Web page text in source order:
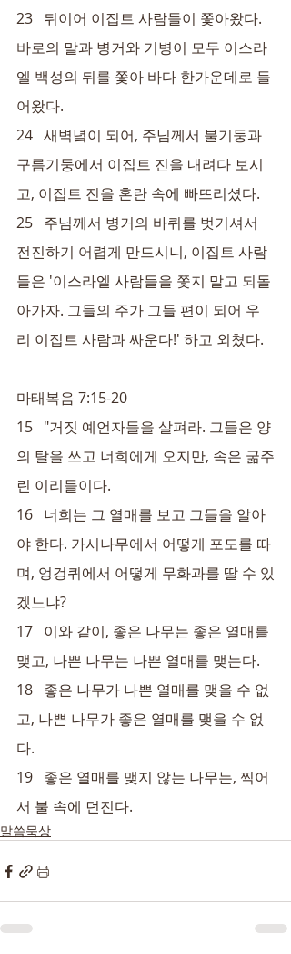
23   뒤이어 이집트 사람들이 쫓아왔다.
바로의 말과 병거와 기병이 모두 이스라
엘 백성의 뒤를 쫓아 바다 한가운데로 들
어왔다.
24   새벽녘이 되어, 주님께서 불기둥과
구름기둥에서 이집트 진을 내려다 보시
고, 이집트 진을 혼란 속에 빠뜨리셨다.
25   주님께서 병거의 바퀴를 벗기셔서
전진하기 어렵게 만드시니, 이집트 사람
들은 '이스라엘 사람들을 쫓지 말고 되돌
아가자. 그들의 주가 그들 편이 되어 우
리 이집트 사람과 싸운다!' 하고 외쳤다.
마태복음 7:15-20
15   "거짓 예언자들을 살펴라. 그들은 양
의 탈을 쓰고 너희에게 오지만, 속은 굶주
린 이리들이다.
16   너희는 그 열매를 보고 그들을 알아
야 한다. 가시나무에서 어떻게 포도를 따
며, 엉겅퀴에서 어떻게 무화과를 딸 수 있
겠느냐?
17   이와 같이, 좋은 나무는 좋은 열매를
맺고, 나쁜 나무는 나쁜 열매를 맺는다.
18   좋은 나무가 나쁜 열매를 맺을 수 없
고, 나쁜 나무가 좋은 열매를 맺을 수 없
다.
19   좋은 열매를 맺지 않는 나무는, 찍어
서 불 속에 던진다.
말씀묵상